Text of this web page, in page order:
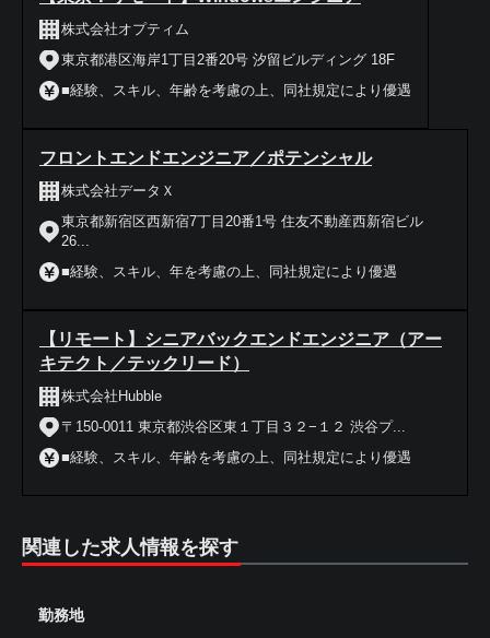
株式会社オプティム
東京都港区海岸1丁目2番20号 汐留ビルディング 18F
■経験、スキル、年齢を考慮の上、同社規定により優遇
フロントエンドエンジニア／ポテンシャル
株式会社データＸ
東京都新宿区西新宿7丁目20番1号 住友不動産西新宿ビル
26...
■経験、スキル、年を考慮の上、同社規定により優遇
【リモート】シニアバックエンドエンジニア（アー
キテクト／テックリード）
株式会社Hubble
〒150-0011 東京都渋谷区東１丁目３２−１２ 渋谷プ...
■経験、スキル、年齢を考慮の上、同社規定により優遇
関連した求人情報を探す
勤務地